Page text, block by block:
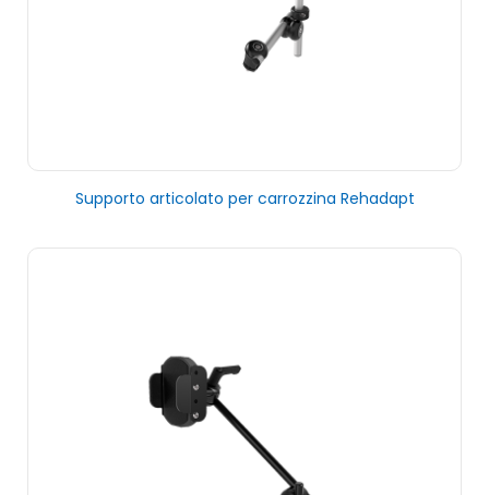
Supporto articolato per carrozzina Rehadapt